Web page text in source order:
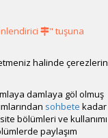
" tuşuna
halinde çerezlerin
damlaya göl olmuş
sohbete kadar
bölümleri ve kullanımı
paylaşım